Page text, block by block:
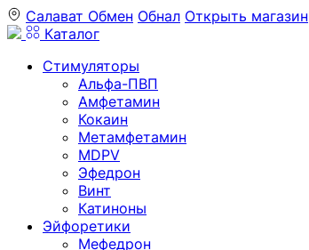
Салават Обмен Обнал Открыть магазин
Каталог
Стимуляторы
Альфа-ПВП
Амфетамин
Кокаин
Метамфетамин
MDPV
Эфедрон
Винт
Катиноны
Эйфоретики
Мефедрон